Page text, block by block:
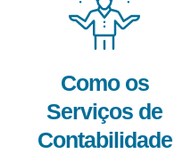
Como os
Serviços de
Contabilidade